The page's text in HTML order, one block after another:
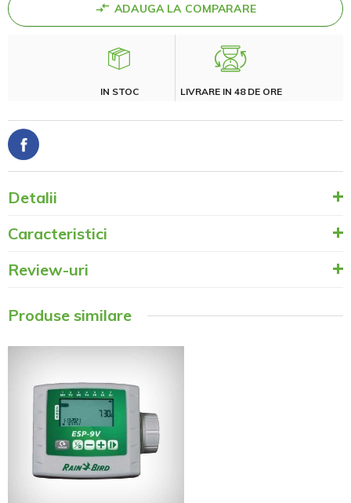
ADAUGA LA COMPARARE
IN STOC LIVRARE IN 48 DE ORE
Detalii
Caracteristici
Review-uri
Produse similare